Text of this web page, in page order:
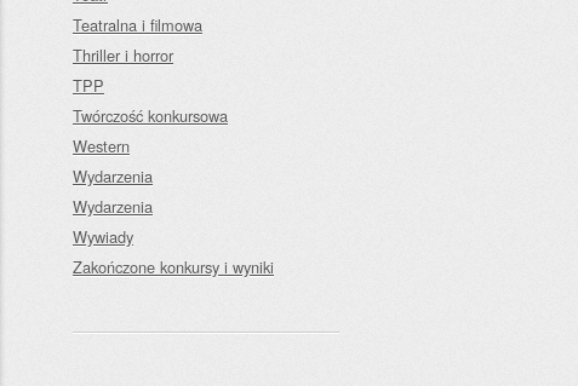
Teatralna i filmowa
Thriller i horror
TPP
Twórczość konkursowa
Western
Wydarzenia
Wydarzenia
Wywiady
Zakończone konkursy i wyniki